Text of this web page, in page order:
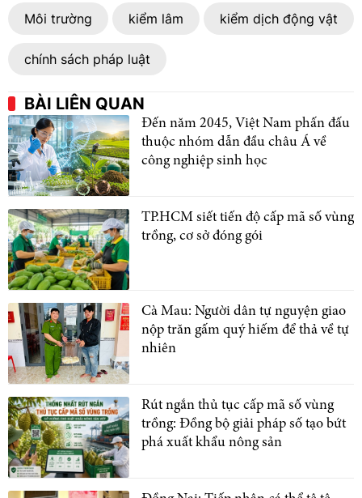
Môi trường kiểm lâm kiểm dịch động vật
chính sách pháp luật
BÀI LIÊN QUAN
Đến năm 2045, Việt Nam phấn đấu
thuộc nhóm dẫn đầu châu Á về
công nghiệp sinh học
TP.HCM siết tiến độ cấp mã số vùng
trồng, cơ sở đóng gói
Cà Mau: Người dân tự nguyện giao
nộp trăn gấm quý hiếm để thả về tự
nhiên
Rút ngắn thủ tục cấp mã số vùng
trồng: Đồng bộ giải pháp số tạo bứt
phá xuất khẩu nông sản